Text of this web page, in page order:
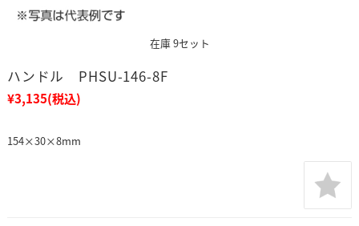
在庫 9セット
ハンドル PHSU-146-8F
¥3,135(税込)
154×30×8mm